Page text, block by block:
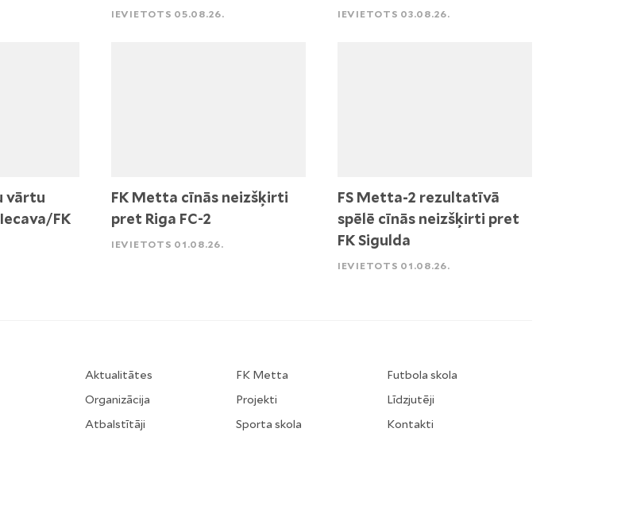
IEVIETOTS 05.08.26. IEVIETOTS 03.08.26.
vārtu
FK
FK Metta cīnās neizšķirti
pret Riga FC-2
IEVIETOTS 01.08.26.
FS Metta-2 rezultatīvā
spēlē cīnās neizšķirti pret
FK Sigulda
IEVIETOTS 01.08.26.
Aktualitātes
Organizācija
Atbalstītāji
FK Metta
Projekti
Sporta skola
Futbola skola
Līdzjutēji
Kontakti